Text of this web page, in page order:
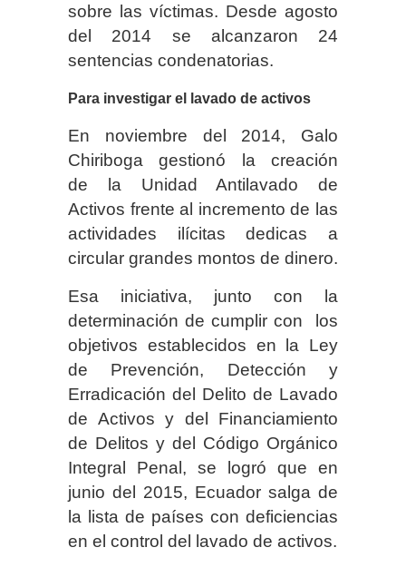
sobre las víctimas. Desde agosto
del 2014 se alcanzaron 24
sentencias condenatorias.
Para investigar el lavado de activos
En noviembre del 2014, Galo
Chiriboga gestionó la creación
de la Unidad Antilavado de
Activos frente al incremento de las
actividades ilícitas dedicas a
circular grandes montos de dinero.
Esa iniciativa, junto con la
determinación de cumplir con los
objetivos establecidos en la Ley
de Prevención, Detección y
Erradicación del Delito de Lavado
de Activos y del Financiamiento
de Delitos y del Código Orgánico
Integral Penal, se logró que en
junio del 2015, Ecuador salga de
la lista de países con deficiencias
en el control del lavado de activos.